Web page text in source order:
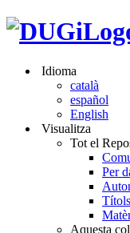
Idioma
català
español
English
Visualitza
Tot el
Per
Títols
Aquesta